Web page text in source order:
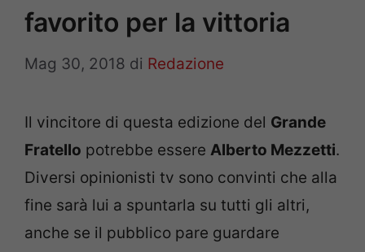
favorito per la vittoria
Mag 30, 2018 di Redazione
Il vincitore di questa edizione del Grande
Fratello potrebbe essere Alberto Mezzetti.
Diversi opinionisti tv sono convinti che alla
fine sarà lui a spuntarla su tutti gli altri,
anche se il pubblico pare guardare